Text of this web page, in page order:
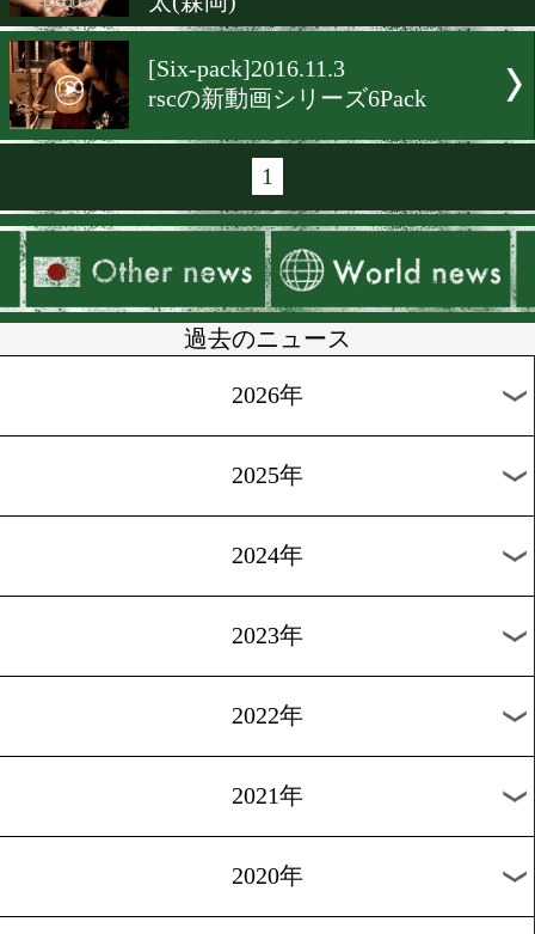
京口紘人(ワタナベ) rsc
[6pack]2016.11.8
フィリピン出身の実力者の
[Six-Pack]2016.11.7
RSC Products 第二弾は丸田
太(森岡)
[Six-pack]2016.11.3
1
過去のニュース
2026年
2025年